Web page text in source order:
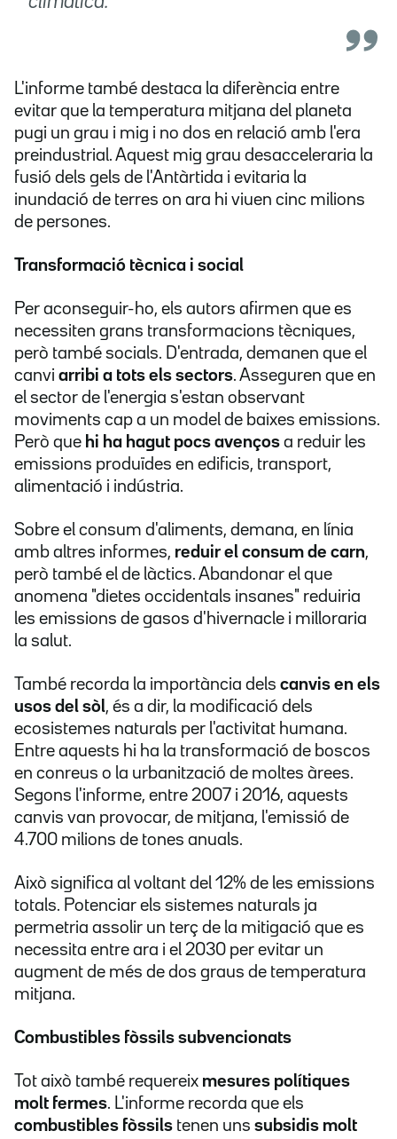
L'informe també destaca la diferència entre
evitar que la temperatura mitjana del planeta
pugi un grau i mig i no dos en relació amb l'era
preindustrial. Aquest mig grau desacceleraria la
fusió dels gels de l'Antàrtida i evitaria la
inundació de terres on ara hi viuen cinc milions
de persones.
Transformació tècnica i social
Per aconseguir-ho, els autors afirmen que es
necessiten grans transformacions tècniques,
però també socials. D'entrada, demanen que el
canvi arribi a tots els sectors. Asseguren que en
el sector de l'energia s'estan observant
moviments cap a un model de baixes emissions.
Però que hi ha hagut pocs avenços a reduir les
emissions produïdes en edificis, transport,
alimentació i indústria.
Sobre el consum d'aliments, demana, en línia
amb altres informes, reduir el consum de carn,
però també el de làctics. Abandonar el que
anomena "dietes occidentals insanes" reduiria
les emissions de gasos d'hivernacle i milloraria
la salut.
També recorda la importància dels canvis en els
usos del sòl, és a dir, la modificació dels
ecosistemes naturals per l'activitat humana.
Entre aquests hi ha la transformació de boscos
en conreus o la urbanització de moltes àrees.
Segons l'informe, entre 2007 i 2016, aquests
canvis van provocar, de mitjana, l'emissió de
4.700 milions de tones anuals.
Això significa al voltant del 12% de les emissions
totals. Potenciar els sistemes naturals ja
permetria assolir un terç de la mitigació que es
necessita entre ara i el 2030 per evitar un
augment de més de dos graus de temperatura
mitjana.
Combustibles fòssils subvencionats
Tot això també requereix mesures polítiques
molt fermes. L'informe recorda que els
combustibles fòssils tenen uns subsidis molt